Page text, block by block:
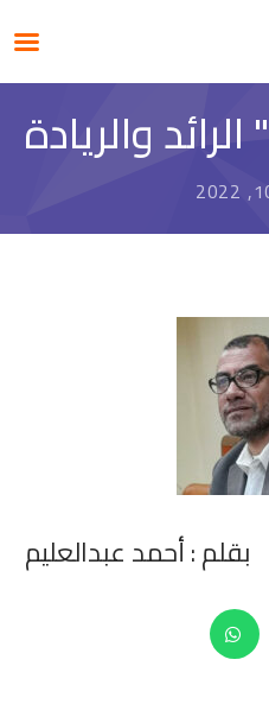
والريادة
بقلم : أحمد عبدالعليم